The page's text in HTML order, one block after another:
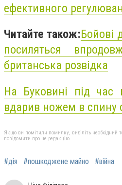
ефективного
Читайте також:Бойові
посиляться
британська розвідка
На Буковині під час
вдарив ножем в спину
Якщо ви помітили помилку, виділіть необхідний
повідомити про це редакцію
#дія #пошкоджене майно #війна